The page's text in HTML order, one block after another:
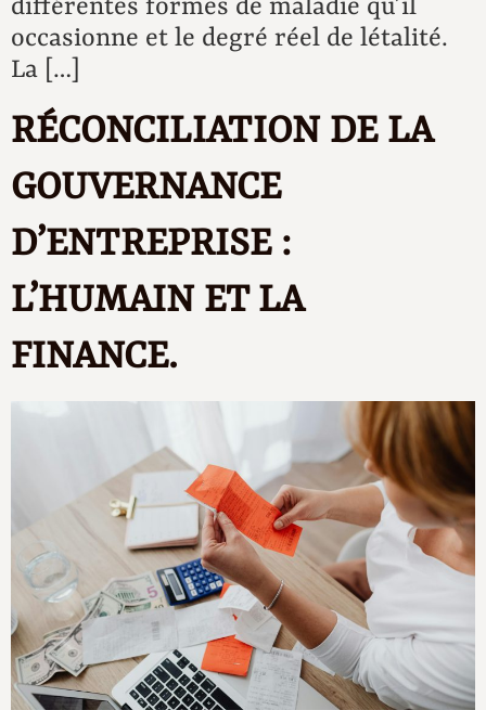
différentes formes de maladie qu’il
occasionne et le degré réel de létalité.
La […]
RÉCONCILIATION DE LA
GOUVERNANCE
D’ENTREPRISE :
L’HUMAIN ET LA
FINANCE.